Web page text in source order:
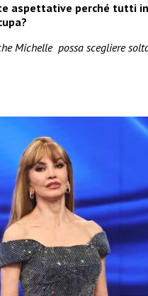
aspettative perché tutti
Michelle possa scegliere